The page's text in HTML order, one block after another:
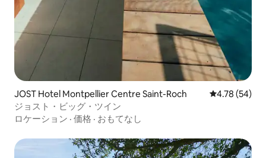
JOST Hotel Montpellier Centre Saint-Roch レビュー54
4.78 (54)
ジョスト・ビッグ・ツイン
ロケーション · 価格 · おもてなし